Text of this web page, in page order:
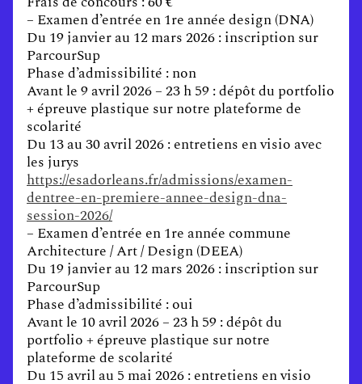
– Examen d’entrée en 1re année design (DNA)
Du 19 janvier au 12 mars 2026 : inscription sur
ParcourSup
Phase d’admissibilité : non
Avant le 9 avril 2026 – 23 h 59 : dépôt du portfolio
+ épreuve plastique sur notre plateforme de
scolarité
Du 13 au 30 avril 2026 : entretiens en visio avec
les jurys
https://esadorleans.fr/admissions/examen-
dentree-en-premiere-annee-design-dna-
session-2026/
– Examen d’entrée en 1re année commune
Architecture / Art / Design (DEEA)
Du 19 janvier au 12 mars 2026 : inscription sur
ParcourSup
Phase d’admissibilité : oui
Avant le 10 avril 2026 – 23 h 59 : dépôt du
portfolio + épreuve plastique sur notre
plateforme de scolarité
Du 15 avril au 5 mai 2026 : entretiens en visio